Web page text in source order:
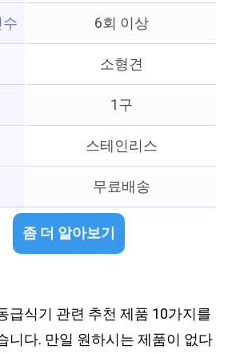
6회 이상
소형견
1구
스테인리스
무료배송
좀 더 알아보기
급식기 관련 추천 제품 10가지를
니다. 만일 원하시는 제품이 없다